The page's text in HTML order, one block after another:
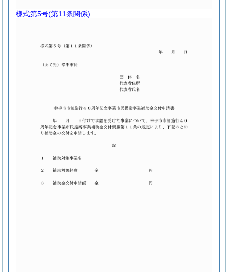
様式第5号(第11条関係)